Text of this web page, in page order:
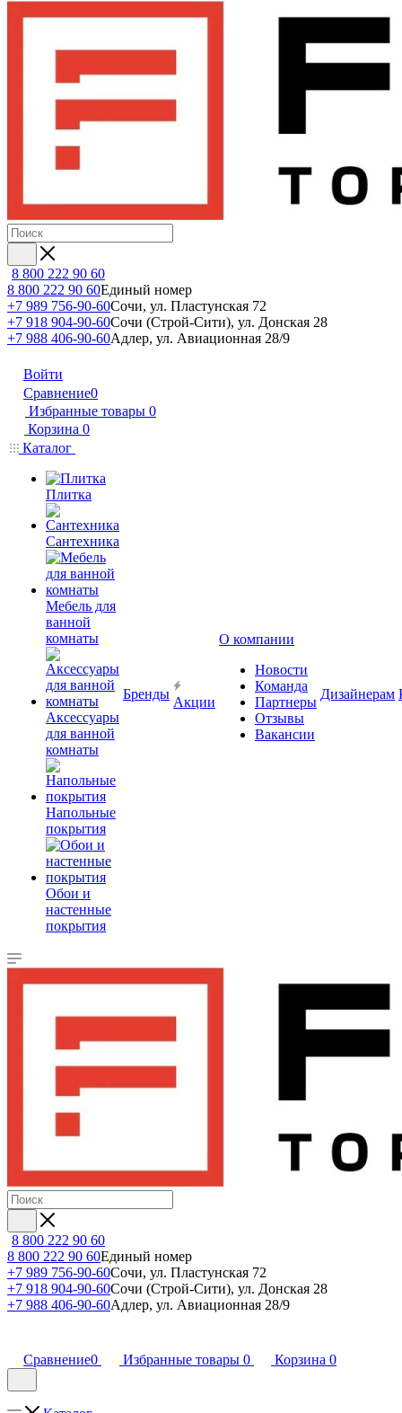
8 800 222 90 60
8 800 222 90 60Единый номер
+7 989 756-90-60Сочи, ул. Пластунская 72
+7 918 904-90-60Сочи (Строй-Сити), ул. Донская 28
+7 988 406-90-60Адлер, ул. Авиационная 28/9
Войти
Сравнение0
Избранные товары 0
Корзина 0
Каталог
Плитка
Сантехника
Мебель для
ванной
комнаты
Аксессуары
для ванной
комнаты
Напольные
покрытия
Обои и
настенные
покрытия
Бренды
Акции
О компании
Новости
Команда
Партнеры
Отзывы
Вакансии
Дизайнерам
8 800 222 90 60
8 800 222 90 60Единый номер
+7 989 756-90-60Сочи, ул. Пластунская 72
+7 918 904-90-60Сочи (Строй-Сити), ул. Донская 28
+7 988 406-90-60Адлер, ул. Авиационная 28/9
Сравнение0 Избранные товары 0 Корзина 0